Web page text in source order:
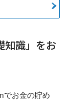
知識」をお
でお金の貯め